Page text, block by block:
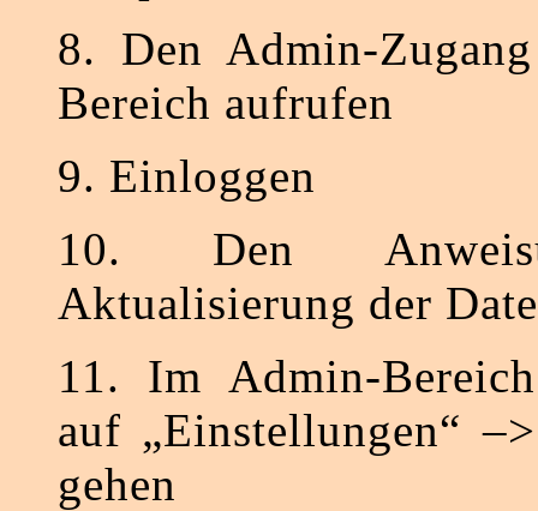
8. Den Admin-
Bereich aufrufen
9. Einloggen
10. Den
Aktualisierung der
11. Im Admin-
auf „Einstellungen“
gehen